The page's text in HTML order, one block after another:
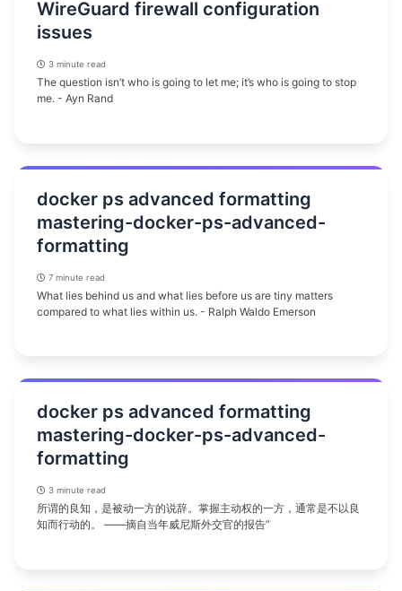
WireGuard firewall configuration
issues
3 minute read
The question isn’t who is going to let me; it’s who is going to stop
me. - Ayn Rand
docker ps advanced formatting
mastering-docker-ps-advanced-
formatting
7 minute read
What lies behind us and what lies before us are tiny matters
compared to what lies within us. - Ralph Waldo Emerson
docker ps advanced formatting
mastering-docker-ps-advanced-
formatting
3 minute read
所谓的良知，是被动一方的说辞。掌握主动权的一方，通常是不以良
知而行动的。 ——摘自当年威尼斯外交官的报告”